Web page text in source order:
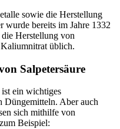
sowie die Herstellung
wurde bereits im Jahre 1332
Herstellung von
Kaliumnitrat üblich.
Salpetersäure
ist ein wichtiges
Düngemitteln. Aber auch
sich mithilfe von
Beispiel: